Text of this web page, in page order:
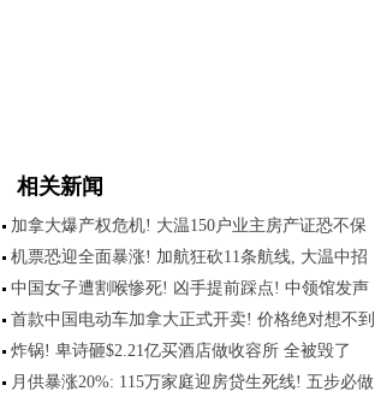
相关新闻
加拿大爆产权危机! 大温150户业主房产证恐不保
机票恐迎全面暴涨! 加航狂砍11条航线, 大温中招
中国女子遭割喉惨死! 凶手提前踩点! 中领馆发声
首款中国电动车加拿大正式开卖! 价格绝对想不到
炸锅! 卑诗砸$2.21亿买酒店做收容所 全被毁了
月供暴涨20%: 115万家庭迎房贷生死线! 五步必做